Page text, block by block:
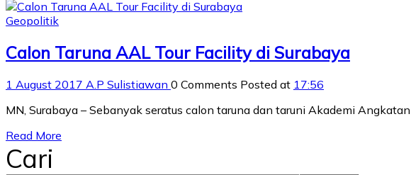
Geopolitik
Calon Taruna AAL Tour Facility di Surabaya
1 August 2017 A.P Sulistiawan 0 Comments Posted at 17:56
MN, Surabaya – Sebanyak seratus calon taruna dan taruni Akademi
Read More
Cari